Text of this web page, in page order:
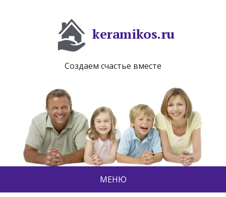
keramikos.ru
Создаем счастье вместе
МЕНЮ